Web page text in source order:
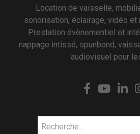
Location de vaisselle,
sonorisation, éclairage, vidéo et
Prestation évènementiel et
nappage intissé, spunbond,
audiovisuel pour